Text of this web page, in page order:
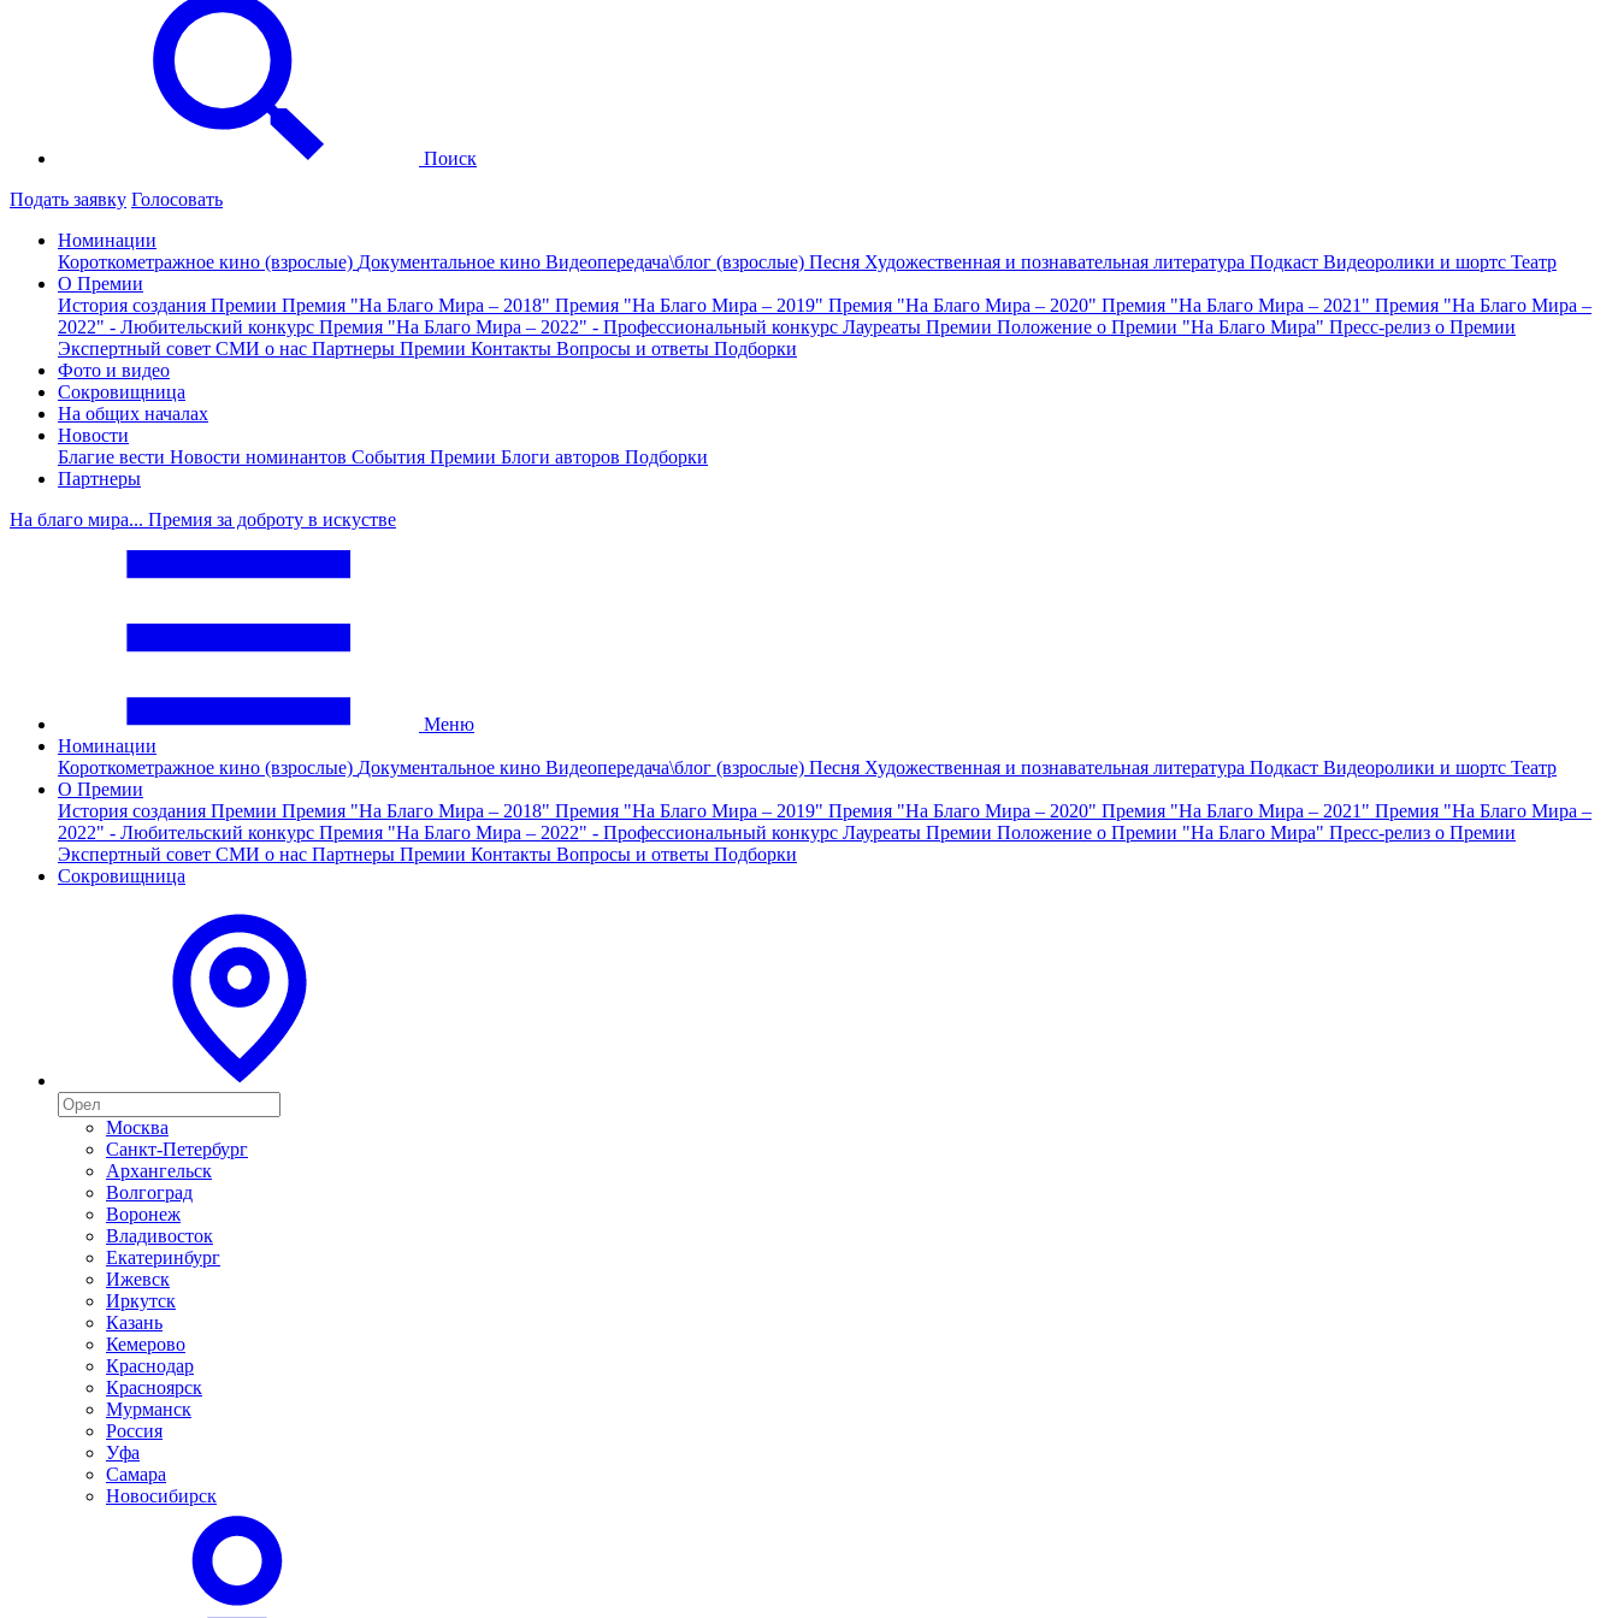
Поиск
Подать заявку Голосовать
Номинации
Короткометражное кино (взрослые) Документальное кино Видеопередача\блог (взрослые) Песня Художественная и познавательная литература Подкаст Видеоролики и шортс Театр
О Премии
История создания Премии Премия "На Благо Мира – 2018" Премия "На Благо Мира – 2019" Премия "На Благо Мира – 2020" Премия "На Благо Мира – 2021" Премия "На Благо Мира –
2022" - Любительский конкурс Премия "На Благо Мира – 2022" - Профессиональный конкурс Лауреаты Премии Положение о Премии "На Благо Мира" Пресс-релиз о Премии
Экспертный совет СМИ о нас Партнеры Премии Контакты Вопросы и ответы Подборки
Фото и видео
Сокровищница
На общих началах
Новости
Благие вести Новости номинантов События Премии Блоги авторов Подборки
Партнеры
На благо мира... Премия за доброту в искустве
Меню
Номинации
Короткометражное кино (взрослые) Документальное кино Видеопередача\блог (взрослые) Песня Художественная и познавательная литература Подкаст Видеоролики и шортс Театр
О Премии
История создания Премии Премия "На Благо Мира – 2018" Премия "На Благо Мира – 2019" Премия "На Благо Мира – 2020" Премия "На Благо Мира – 2021" Премия "На Благо Мира –
2022" - Любительский конкурс Премия "На Благо Мира – 2022" - Профессиональный конкурс Лауреаты Премии Положение о Премии "На Благо Мира" Пресс-релиз о Премии
Экспертный совет СМИ о нас Партнеры Премии Контакты Вопросы и ответы Подборки
Сокровищница
Москва
Санкт-Петербург
Архангельск
Волгоград
Воронеж
Владивосток
Екатеринбург
Ижевск
Иркутск
Казань
Кемерово
Краснодар
Красноярск
Мурманск
Россия
Уфа
Самара
Новосибирск